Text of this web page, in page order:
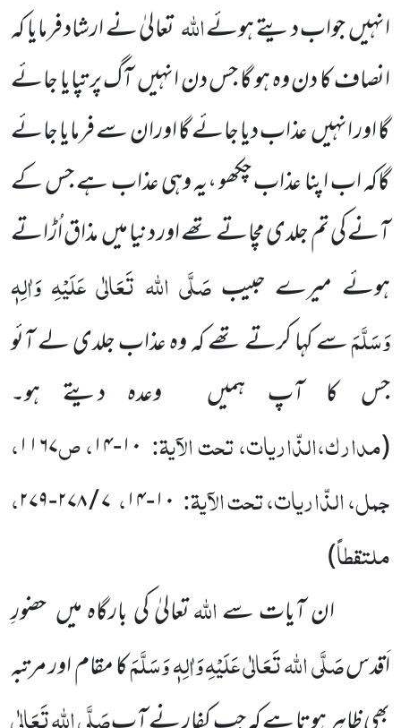
انہیں جواب دیتے ہوئےاللہتعالیٰ نے ارشاد فرمایا کہ
انصاف کا دن وہ ہو گا جس دن انہیں آگ پر تپایا جائے
گا اور انہیں عذاب دیا جائے گا اوران سے فرمایا جائے
گاکہ اب اپنا عذاب چکھو ،یہ وہی عذاب ہے جس کے
آنے کی تم جلدی مچاتے تھے اور دنیا میں مذاق اُڑاتے
ہوئے میرے حبیب صَلَّی اللہ تَعَالٰی عَلَیْہِ وَاٰلِہٖ
وَسَلَّمَسے کہا کرتے تھے کہ وہ عذاب جلدی لے آئو
جس کا آپ ہمیں وعدہ دیتے ہو۔
(مدارک،الذّاریات، تحت الآیۃ: ۱۰-۱۴ ، ص۱۱۶۷،
جمل، الذّاریات، تحت الآیۃ: ۱۰-۱۴ ، ۷ / ۲۷۸-۲۷۹
،
ملتقطاً)
ان آیات سےاللہتعالیٰ کی بارگاہ میں حضورِ
اَقدسصَلَّی اللہ تَعَالٰی عَلَیْہِوَاٰلِہٖ وَسَلَّمَکا مقام اور مرتبہ
صَلَّی اللہ تَعَالٰی